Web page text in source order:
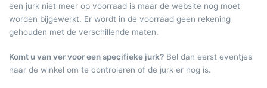
een jurk niet meer op voorraad is maar de website nog moet
worden bijgewerkt. Er wordt in de voorraad geen rekening
gehouden met de verschillende maten.
Komt u van ver voor een specifieke jurk? Bel dan eerst eventjes
naar de winkel om te controleren of de jurk er nog is.